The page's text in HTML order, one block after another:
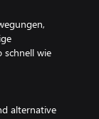
schnell wie
alternative